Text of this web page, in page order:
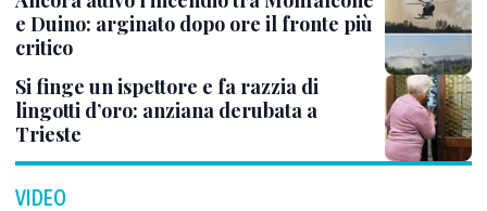
e Duino: arginato dopo ore il fronte più
critico
Si finge un ispettore e fa razzia di
lingotti d’oro: anziana derubata a
Trieste
VIDEO